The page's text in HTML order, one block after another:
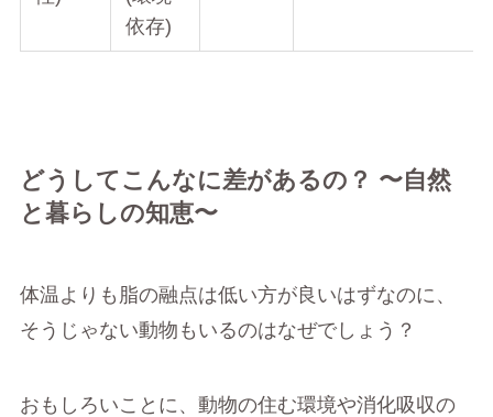
依存)
どうしてこんなに差があるの？ 〜自然
と暮らしの知恵〜
体温よりも脂の融点は低い方が良いはずなのに、
そうじゃない動物もいるのはなぜでしょう？
おもしろいことに、動物の住む環境や消化吸収の